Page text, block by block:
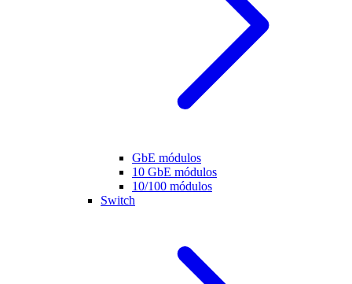
GbE módulos
10 GbE módulos
10/100 módulos
Switch